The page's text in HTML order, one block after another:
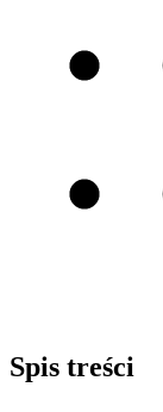
Spis treści